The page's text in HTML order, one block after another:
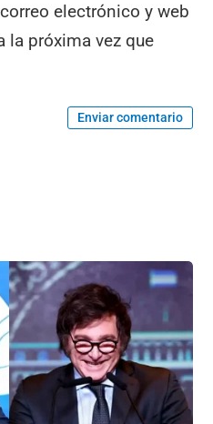
electrónico y web
la próxima vez que
Enviar comentario